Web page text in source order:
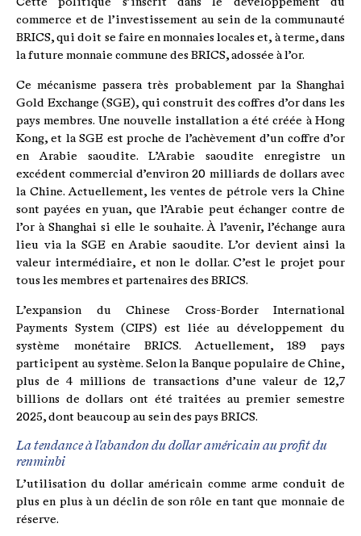
commerce et de l’investissement au sein de la communauté
BRICS, qui doit se faire en monnaies locales et, à terme, dans
la future monnaie commune des BRICS, adossée à l’or.
Ce mécanisme passera très probablement par la Shanghai
Gold Exchange (SGE), qui construit des coffres d’or dans les
pays membres. Une nouvelle installation a été créée à Hong
Kong, et la SGE est proche de l’achèvement d’un coffre d’or
en Arabie saoudite. L’Arabie saoudite enregistre un
excédent commercial d’environ 20 milliards de dollars avec
la Chine. Actuellement, les ventes de pétrole vers la Chine
sont payées en yuan, que l’Arabie peut échanger contre de
l’or à Shanghai si elle le souhaite. À l’avenir, l’échange aura
lieu via la SGE en Arabie saoudite. L’or devient ainsi la
valeur intermédiaire, et non le dollar. C’est le projet pour
tous les membres et partenaires des BRICS.
L’expansion du Chinese Cross-Border International
Payments System (CIPS) est liée au développement du
système monétaire BRICS. Actuellement, 189 pays
participent au système. Selon la Banque populaire de Chine,
plus de 4 millions de transactions d’une valeur de 12,7
billions de dollars ont été traitées au premier semestre
2025, dont beaucoup au sein des pays BRICS.
La tendance à l'abandon du dollar américain au profit du
renminbi
L’utilisation du dollar américain comme arme conduit de
plus en plus à un déclin de son rôle en tant que monnaie de
réserve.